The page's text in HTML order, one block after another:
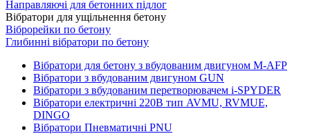
Направляючі для бетонних підлог
Вібратори для ущільнення бетону
Віброрейки по бетону
Глибинні вібратори по бетону
Вібратори для бетону з вбудованим двигуном M-AFP
Вібратори з вбудованим двигуном GUN
Вібратори з вбудованим перетворювачем i-SPYDER
Вібратори електричні 220B тип AVMU, RVMUE,
DINGO
Вібратори Пневматичні PNU